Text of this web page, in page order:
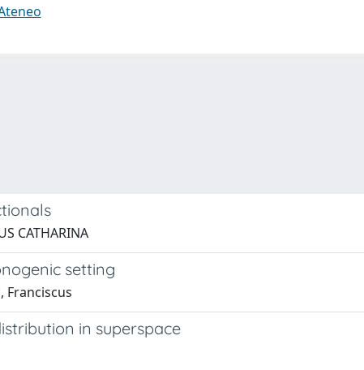
CATHARINA
setting
Franciscus
in superspace